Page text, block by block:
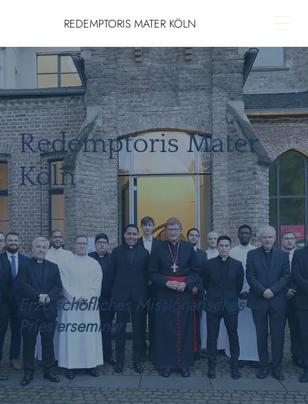
REDEMPTORIS MATER KÖLN
Redemptoris Mater
Köln
Erzbischöfliches Missionarisches
Priesterseminar